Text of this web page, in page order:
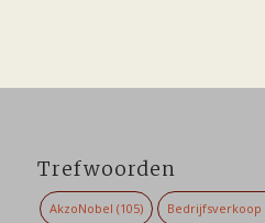
Trefwoorden
AkzoNobel (105)